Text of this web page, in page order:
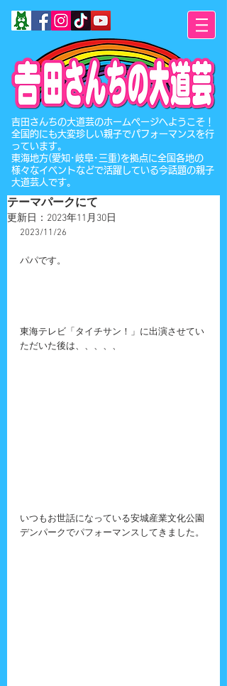
​吉田さんちの大道芸のホームページへようこそ！
全国的にも大変珍しい親子でパフォーマンスを行
っています。
東海地方(愛知･岐阜･三重)を拠点に全国各地の
様々なイベントなどで活躍している今話題の親子
大道芸人です。
テーマパークにて
更新日： 2023年11月30日
2023/11/26
パパです。
東海テレビ「タイチサン！」に出演させてい
ただいた後は、、、、、
いつもお世話になっている安城産業文化公園
デンパークでパフォーマンスしてきました。